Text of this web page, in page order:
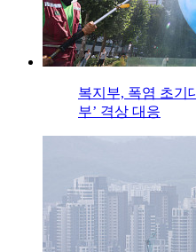
복지부, 폭염 초기
부’ 격상 대응